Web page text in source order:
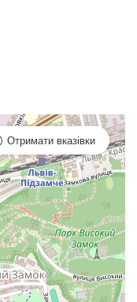
Отримати вказівки